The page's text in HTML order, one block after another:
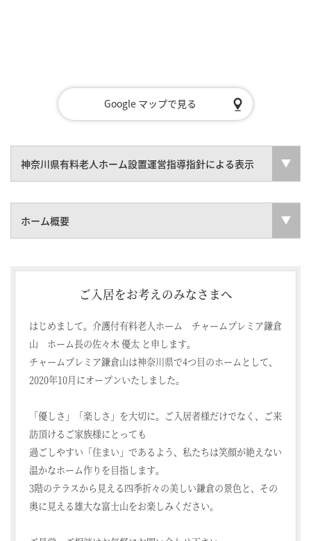
Google マップで見る
神奈川県有料老人ホーム設置運営指導指針による表示
ホーム概要
ご入居をお考えのみなさまへ
はじめまして。介護付有料老人ホーム チャームプレミア鎌倉
山 ホーム長の佐々木 優太 と申します。
チャームプレミア鎌倉山は神奈川県で4つ目のホームとして、
2020年10月にオープンいたしました。
「優しさ」「楽しさ」を大切に。ご入居者様だけでなく、ご来
訪頂けるご家族様にとっても
過ごしやすい「住まい」であるよう、私たちは笑顔が絶えない
温かなホーム作りを目指します。
3階のテラスから見える四季折々の美しい鎌倉の景色と、その
奥に見える雄大な富士山をお楽しみください。